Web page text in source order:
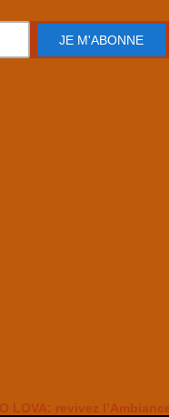
JE M'ABONNE
LOVA: revivez